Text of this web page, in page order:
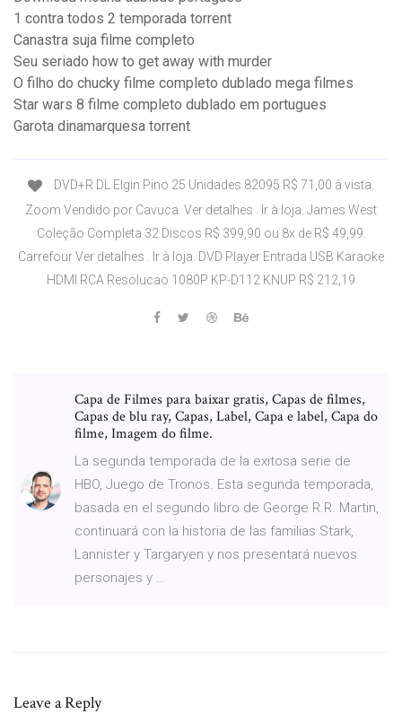
1 contra todos 2 temporada torrent
Canastra suja filme completo
Seu seriado how to get away with murder
O filho do chucky filme completo dublado mega filmes
Star wars 8 filme completo dublado em portugues
Garota dinamarquesa torrent
DVD+R DL Elgin Pino 25 Unidades 82095 R$ 71,00 à vista.
Zoom Vendido por Cavuca. Ver detalhes . Ir à loja. James West
Coleção Completa 32 Discos R$ 399,90 ou 8x de R$ 49,99.
Carrefour Ver detalhes . Ir à loja. DVD Player Entrada USB Karaoke
HDMI RCA Resolucao 1080P KP-D112 KNUP R$ 212,19
Capa de Filmes para baixar gratis, Capas de filmes,
Capas de blu ray, Capas, Label, Capa e label, Capa do
filme, Imagem do filme.
La segunda temporada de la exitosa serie de
HBO, Juego de Tronos. Esta segunda temporada,
basada en el segundo libro de George R.R. Martin,
continuará con la historia de las familias Stark,
Lannister y Targaryen y nos presentará nuevos
personajes y …
Leave a Reply